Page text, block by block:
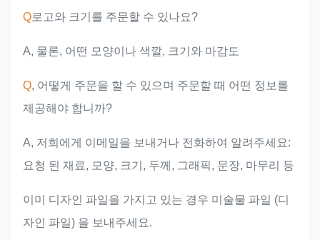
Q로고와 크기를 주문할 수 있나요?
A, 물론, 어떤 모양이나 색깔, 크기와 마감도
Q, 어떻게 주문을 할 수 있으며 주문할 때 어떤 정보를
제공해야 합니까?
A, 저희에게 이메일을 보내거나 전화하여 알려주세요:
요청 된 재료, 모양, 크기, 두께, 그래픽, 문장, 마무리 등
이미 디자인 파일을 가지고 있는 경우 미술물 파일 (디
자인 파일) 을 보내주세요.